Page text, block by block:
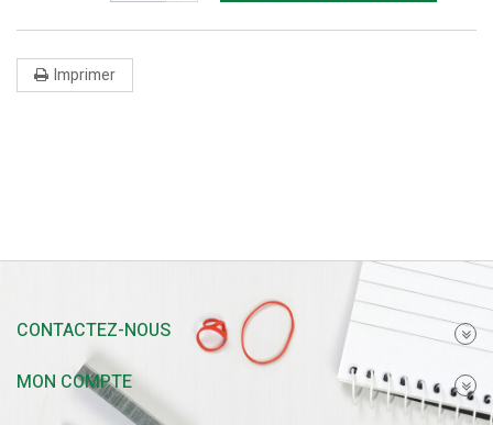
Imprimer
CONTACTEZ-NOUS
MON COMPTE